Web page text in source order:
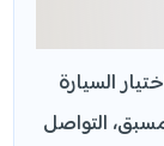
السيارة
التواصل